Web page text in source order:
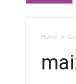
Home